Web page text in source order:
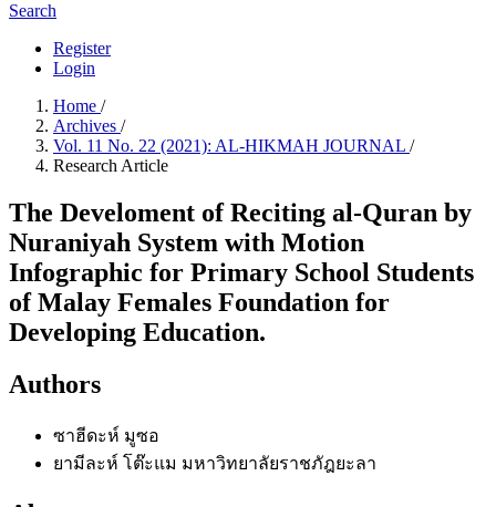
Search
Register
Login
Home /
Archives /
Vol. 11 No. 22 (2021): AL-HIKMAH JOURNAL /
Research Article
The Develoment of Reciting al-Quran by
Nuraniyah System with Motion
Infographic for Primary School Students
of Malay Females Foundation for
Developing Education.
Authors
ซาฮีดะห์ มูซอ
ยามีละห์ โต๊ะแม มหาวิทยาลัยราชภัฎยะลา